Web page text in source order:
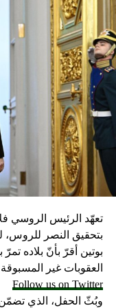
مراحله، قائلا:
الولايات المتحدة
الفرار من إيران خوفا
أن روسيا تعمل مع
للشركات الروسية
أنشطتها في إيران بعد
موضحا أن الحديث
بالعملات الوطنية
استمرار التعاون مع
مجموعة “بريكس” إلى
RELATED TOPICS:
محكمة العدل
إيران
DON'T MISS
تقرير للأمم
يصل لجرائم حرب
تعهّد الرئيس الروسي
بتحقيق النصر للروس،
بوتين أقرّ بأنّ بلاده
العقوبات غير
Follow us on Twitter
وبُثّ الحفل، الذي